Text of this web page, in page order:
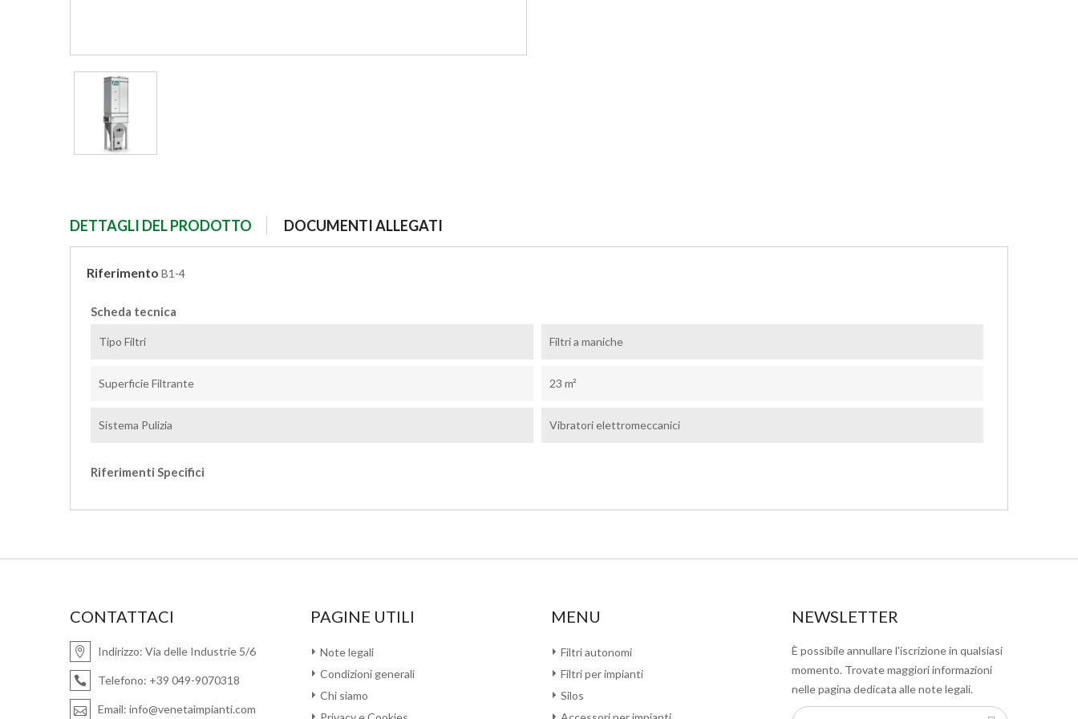
DETTAGLI DEL PRODOTTO DOCUMENTI ALLEGATI
Riferimento B1-4
Scheda tecnica
Tipo Filtri Filtri a maniche
Superficie Filtrante 23 m²
Sistema Pulizia Vibratori elettromeccanici
Riferimenti Specifici
CONTATTACI
Indirizzo: Via delle Industrie 5/6
Telefono: +39 049-9070318
Email: info@venetaimpianti.com
PAGINE UTILI
Note legali
Condizioni generali
Chi siamo
MENU
Filtri autonomi
Filtri per impianti
Silos
NEWSLETTER
È possibile annullare l'iscrizione in qualsiasi
momento. Trovate maggiori informazioni
nelle pagina dedicata alle note legali.